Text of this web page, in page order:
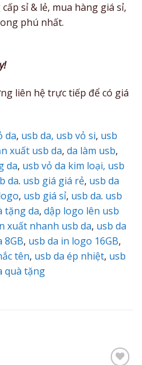
sỉ & lẻ, mua hàng giá sỉ,
phú nhất.
liên hệ trực tiếp để có giá
da, usb da, usb vỏ si, usb
xuất usb da, da làm usb,
da, usb vỏ da kim loại, usb
da. usb giá giá rẻ, usb da
, usb giá sỉ, usb da. usb
tặng da, dập logo lên usb
xuất nhanh usb da, usb da
8GB, usb da in logo 16GB,
tên, usb da ép nhiệt, usb
quà tặng